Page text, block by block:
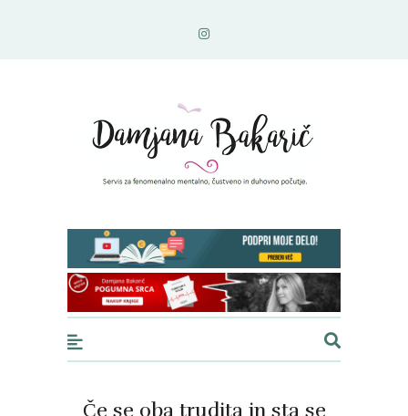
DAMJANA BAKARIČ
Če se oba trudita in sta se